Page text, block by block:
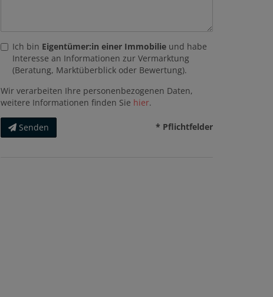
Ich bin Eigentümer:in einer Immobilie und habe
Interesse an Informationen zur Vermarktung
(Beratung, Marktüberblick oder Bewertung).
Wir verarbeiten Ihre personenbezogenen Daten,
weitere Informationen finden Sie hier.
Senden * Pflichtfelder